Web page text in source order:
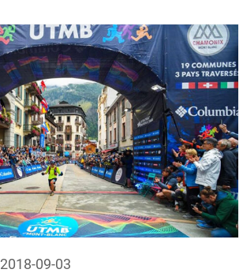
2018-09-03